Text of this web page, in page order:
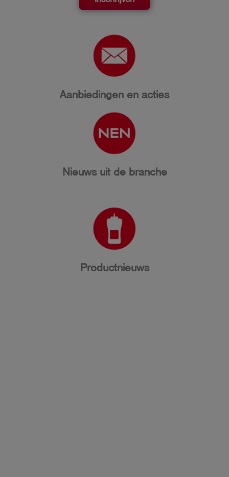
Aanbiedingen en acties
Nieuws uit de branche
Productnieuws